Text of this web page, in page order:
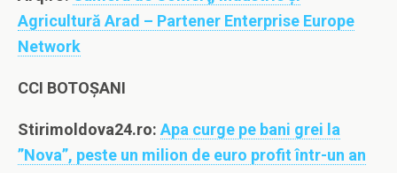
Agricultură Arad – Partener Enterprise Europe
Network
CCI BOTOȘANI
Stirimoldova24.ro: Apa curge pe bani grei la
”Nova”, peste un milion de euro profit într-un an